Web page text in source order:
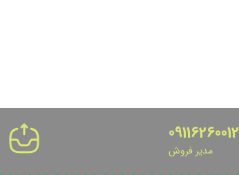
09116260012
مدیر فروش